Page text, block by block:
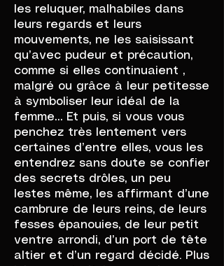
les reluquer, malhabiles dans
leurs regards et leurs
mouvements, ne les saisissant
qu’avec pudeur et précaution,
comme si elles continuaient ,
malgré ou grâce à leur petitesse
à symboliser leur idéal de la
femme… Et puis, si vous vous
penchez très lentement vers
certaines d’entre elles, vous les
entendrez sans doute se confier
des secrets drôles, un peu
lestes même, les affirmant d’une
cambrure de leurs reins, de leurs
fesses épanouies, de leur petit
ventre arrondi, d’un port de tête
altier et d’un regard décidé. Plus